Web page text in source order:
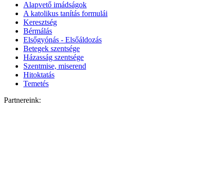
Alapvető imádságok
A katolikus tanítás formulái
Keresztség
Bérmálás
Elsőgyónás - Elsőáldozás
Betegek szentsége
Házasság szentsége
Szentmise, miserend
Hitoktatás
Temetés
Partnereink: